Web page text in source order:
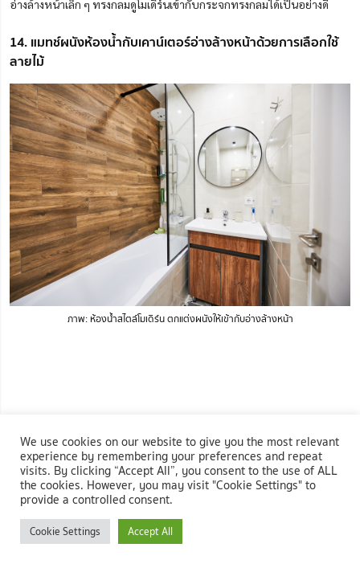
อ่างล้างหน้าเล็ก ๆ ทรงกลมดูโมเดิร์นเข้ากับกระจกทรงกลมได้เป็นอย่างดี
14. แมทช์ผนังห้องน้ำกับเคาน์เตอร์อ่างล้างหน้าด้วยการเลือกใช้
ลายไม้
ภาพ: ห้องน้ำสไตล์โมเดิร์น ตกแต่งผนังให้เข้ากับอ่างล้างหน้า
We use cookies on our website to give you the most relevant
experience by remembering your preferences and repeat
visits. By clicking “Accept All”, you consent to the use of ALL
the cookies. However, you may visit "Cookie Settings" to
provide a controlled consent.
Cookie Settings Accept All